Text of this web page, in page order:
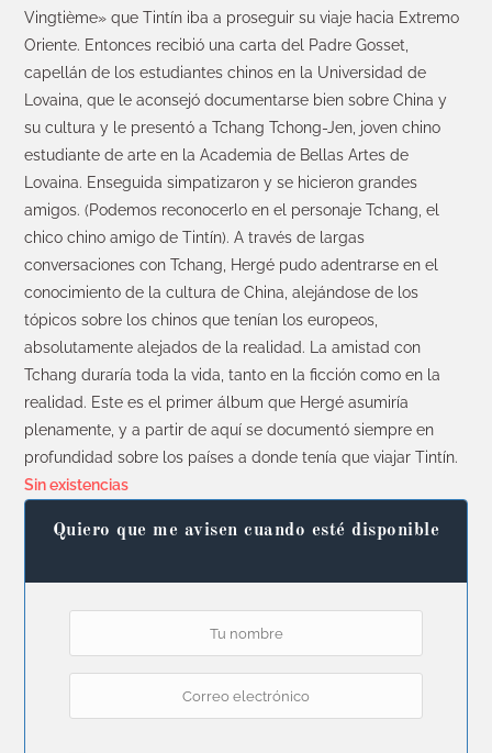
Vingtième» que Tintín iba a proseguir su viaje hacia Extremo
Oriente. Entonces recibió una carta del Padre Gosset,
capellán de los estudiantes chinos en la Universidad de
Lovaina, que le aconsejó documentarse bien sobre China y
su cultura y le presentó a Tchang Tchong-Jen, joven chino
estudiante de arte en la Academia de Bellas Artes de
Lovaina. Enseguida simpatizaron y se hicieron grandes
amigos. (Podemos reconocerlo en el personaje Tchang, el
chico chino amigo de Tintín). A través de largas
conversaciones con Tchang, Hergé pudo adentrarse en el
conocimiento de la cultura de China, alejándose de los
tópicos sobre los chinos que tenían los europeos,
absolutamente alejados de la realidad. La amistad con
Tchang duraría toda la vida, tanto en la ficción como en la
realidad. Este es el primer álbum que Hergé asumiría
plenamente, y a partir de aquí se documentó siempre en
profundidad sobre los países a donde tenía que viajar Tintín.
Sin existencias
Quiero que me avisen cuando esté disponible